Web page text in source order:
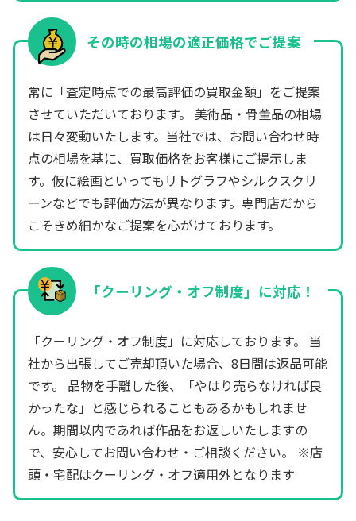
その時の相場の適正価格でご提案
常に「査定時点での最高評価の買取金額」をご提案
させていただいております。 美術品・骨董品の相場
は日々変動いたします。当社では、お問い合わせ時
点の相場を基に、買取価格をお客様にご提示しま
す。仮に絵画といってもリトグラフやシルクスクリ
ーンなどでも評価方法が異なります。専門店だから
こそきめ細かなご提案を心がけております。
「クーリング・オフ制度」に対応！
「クーリング・オフ制度」に対応しております。 当
社から出張してご売却頂いた場合、8日間は返品可能
です。 品物を手離した後、「やはり売らなければ良
かったな」と感じられることもあるかもしれませ
ん。期間以内であれば作品をお返しいたしますの
で、安心してお問い合わせ・ご相談ください。 ※店
頭・宅配はクーリング・オフ適用外となります